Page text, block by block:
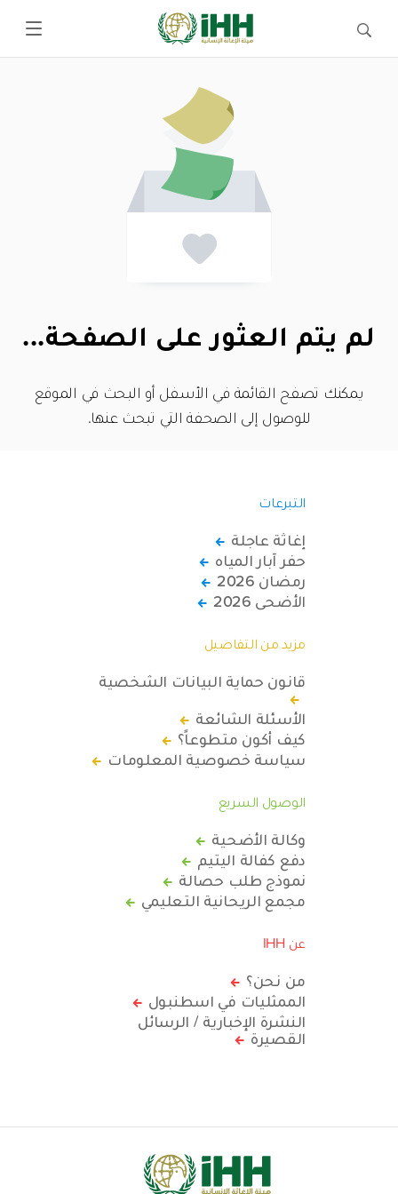
لم يتم العثور على الصفحة...
يمكنك تصفح القائمة في الأسفل أو البحث في الموقع
للوصول إلى الصحفة التي تبحث عنها.
التبرعات
إغاثة عاجلة
حفر آبار المياه
رمضان 2026
الأضحى 2026
مزيد من التفاصيل
قانون حماية البيانات الشخصية
الأسئلة الشائعة
كيف أكون متطوعاً؟
سياسة خصوصية المعلومات
الوصول السريع
وكالة الأضحية
دفع كفالة اليتيم
نموذج طلب حصالة
مجمع الريحانية التعليمي
عن IHH
من نحن؟
الممثليات في اسطنبول
النشرة الإخبارية / الرسائل
القصيرة